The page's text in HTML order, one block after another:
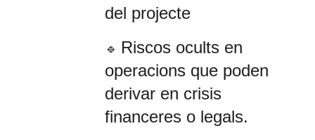
del projecte
🔹 Riscos ocults en
operacions que poden
derivar en crisis
financeres o legals.